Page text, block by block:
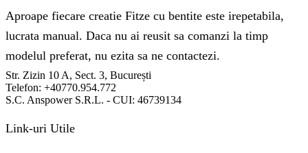
Aproape fiecare creatie Fitze cu bentite este irepetabila,
lucrata manual. Daca nu ai reusit sa comanzi la timp
modelul preferat, nu ezita sa ne contactezi.
Str. Zizin 10 A, Sect. 3, București
Telefon: +40770.954.772
S.C. Anspower S.R.L. - CUI: 46739134
Link-uri Utile